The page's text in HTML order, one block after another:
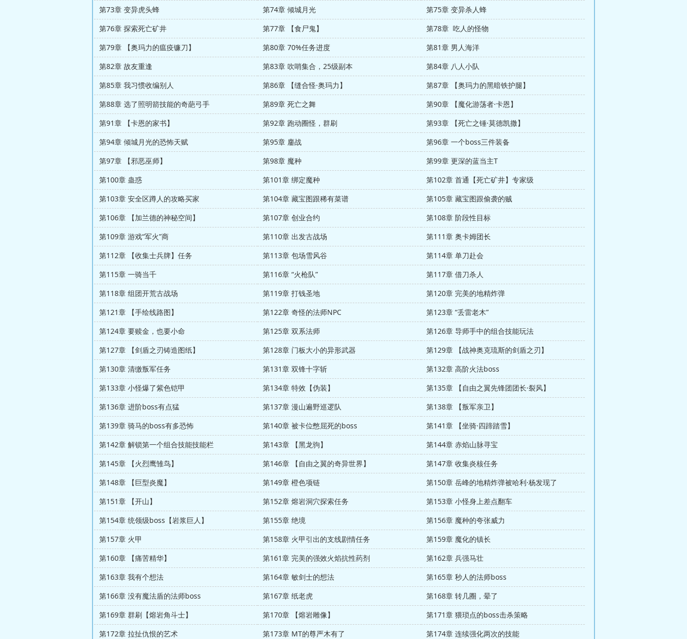
第73章 变异虎头蜂
第74章 倾城月光
第75章 变异杀人蜂
第76章 探索死亡矿井
第77章 【食尸鬼】
第78章 吃人的怪物
第79章 【奥玛力的瘟疫镰刀】
第80章 70%任务进度
第81章 男人海洋
第82章 故友重逢
第83章 吹哨集合，25级副本
第84章 八人小队
第85章 我习惯收编别人
第86章 【缝合怪·奥玛力】
第87章 【奥玛力的黑暗铁护腿】
第88章 选了照明箭技能的奇葩弓手
第89章 死亡之舞
第90章 【魔化游荡者·卡恩】
第91章 【卡恩的家书】
第92章 跑动圈怪，群刷
第93章 【死亡之锤·莫德凯撒】
第94章 倾城月光的恐怖天赋
第95章 鏖战
第96章 一个boss三件装备
第97章 【邪恶巫师】
第98章 魔种
第99章 更深的蓝当主T
第100章 蛊惑
第101章 绑定魔种
第102章 首通【死亡矿井】专家级
第103章 安全区蹲人的攻略买家
第104章 藏宝图跟稀有菜谱
第105章 藏宝图跟偷袭的贼
第106章 【加兰德的神秘空间】
第107章 创业合约
第108章 阶段性目标
第109章 游戏“军火”商
第110章 出发古战场
第111章 奥卡姆团长
第112章 【收集士兵牌】任务
第113章 包场雪风谷
第114章 单刀赴会
第115章 一骑当千
第116章 “火枪队”
第117章 借刀杀人
第118章 组团开荒古战场
第119章 打钱圣地
第120章 完美的地精炸弹
第121章 【手绘线路图】
第122章 奇怪的法师NPC
第123章 “丢雷老木”
第124章 要赎金，也要小命
第125章 双系法师
第126章 导师手中的组合技能玩法
第127章 【剑盾之刃铸造图纸】
第128章 门板大小的异形武器
第129章 【战神奥克琉斯的剑盾之刃】
第130章 清缴叛军任务
第131章 双锋十字斩
第132章 高阶火法boss
第133章 小怪爆了紫色铠甲
第134章 特效【伪装】
第135章 【自由之翼先锋团团长·裂风】
第136章 进阶boss有点猛
第137章 漫山遍野巡逻队
第138章 【叛军亲卫】
第139章 骑马的boss有多恐怖
第140章 被卡位憋屈死的boss
第141章 【坐骑·四蹄踏雪】
第142章 解锁第一个组合技能技能栏
第143章 【黑龙驹】
第144章 赤焰山脉寻宝
第145章 【火烈鹰雏鸟】
第146章 【自由之翼的奇异世界】
第147章 收集炎核任务
第148章 【巨型炎魔】
第149章 橙色项链
第150章 岳峰的地精炸弹被哈利·杨发现了
第151章 【开山】
第152章 熔岩洞穴探索任务
第153章 小怪身上差点翻车
第154章 统领级boss【岩浆巨人】
第155章 绝境
第156章 魔种的夸张威力
第157章 火甲
第158章 火甲引出的支线剧情任务
第159章 魔化的镇长
第160章 【痛苦精华】
第161章 完美的强效火焰抗性药剂
第162章 兵强马壮
第163章 我有个想法
第164章 敏剑士的想法
第165章 秒人的法师boss
第166章 没有魔法盾的法师boss
第167章 纸老虎
第168章 转几圈，晕了
第169章 群刷【熔岩角斗士】
第170章 【熔岩雕像】
第171章 猥琐点的boss击杀策略
第172章 拉扯仇恨的艺术
第173章 MT的尊严木有了
第174章 连续强化两次的技能